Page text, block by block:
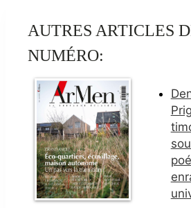
AUTRES ARTICLES
NUMÉRO: